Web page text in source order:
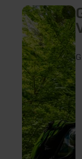
en
savoir
plus
sur
:
Grenzenlos
wandern
-
Von
der
Enz
zur
Our